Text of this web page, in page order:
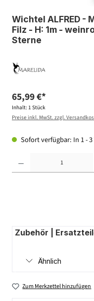
Wichtel ALFRED -
Filz - H: 1m -
Sterne
65,99 €*
Inhalt: 1 Stück
Preise inkl. MwSt. zzgl.
Sofort verfügbar: In 1 -
Zubehör |
Ähnlich
Zum Merkzettel hinzufügen